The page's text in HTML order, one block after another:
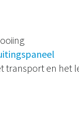
transport en het